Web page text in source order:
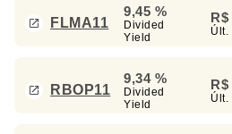
FLMA11
9,45 %
Divided
Yield
R$
Últ.
RBOP11
9,34 %
Divided
Yield
R$
Últ.